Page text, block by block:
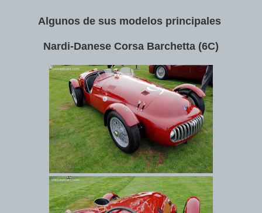
Algunos de sus modelos principales
Nardi-Danese Corsa Barchetta (6C)